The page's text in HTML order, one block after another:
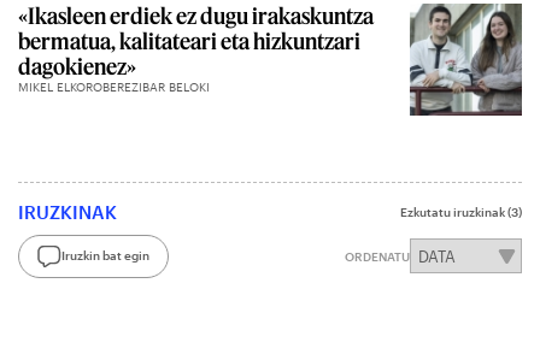
«Ikasleen erdiek ez dugu irakaskuntza
bermatua, kalitateari eta hizkuntzari
dagokienez»
MIKEL ELKOROBEREZIBAR BELOKI
IRUZKINAK Ezkutatu iruzkinak(3)
Iruzkin bat egin ORDENATU